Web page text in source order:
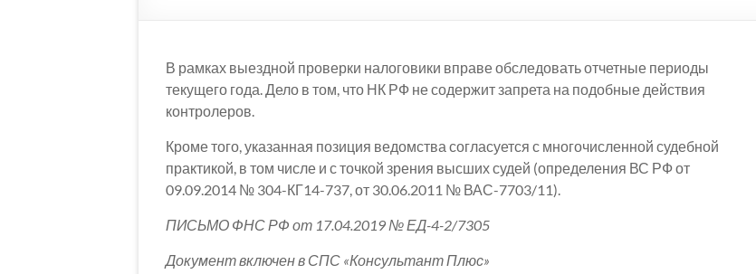
В рамках выездной проверки налоговики вправе обследовать отчетные периоды
текущего года. Дело в том, что НК РФ не содержит запрета на подобные действия
контролеров.
Кроме того, указанная позиция ведомства согласуется с многочисленной судебной
практикой, в том числе и с точкой зрения высших судей (определения ВС РФ от
09.09.2014 № 304-КГ14-737, от 30.06.2011 № ВАС-7703/11).
ПИСЬМО ФНС РФ от 17.04.2019 № ЕД-4-2/7305
Документ включен в СПС «Консультант Плюс»